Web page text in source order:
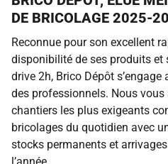
DE BRICOLAGE 2025-
Reconnue pour son excellent
disponibilité de ses produits et
drive 2h, Brico Dépôt
des professionnels. Nous
chantiers les plus exigeants
bricolages du quotidien avec
stocks permanents et